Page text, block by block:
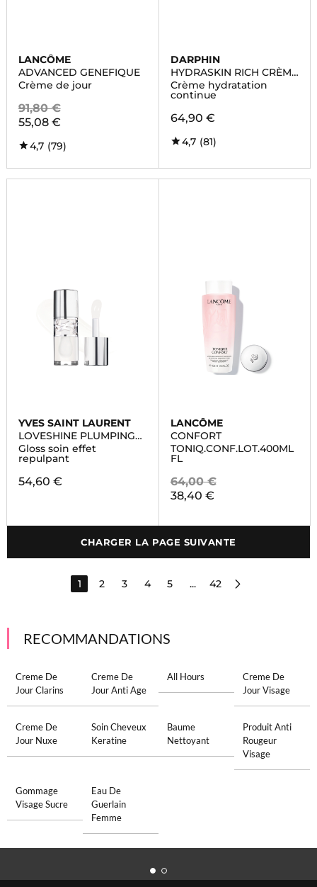
LANCÔME
ADVANCED GENEFIQUE
Crème de jour
91,80 €
55,08 €
4,7 (79)
DARPHIN
HYDRASKIN RICH CRÈME
HYDRATANTE
Crème hydratation
continue
64,90 €
4,7 (81)
YVES SAINT LAURENT
LOVESHINE PLUMPING
LIP OIL GLOSS
Gloss soin effet
repulpant
54,60 €
LANCÔME
CONFORT
TONIQ.CONF.LOT.400ML
FL
64,00 €
38,40 €
CHARGER LA PAGE SUIVANTE
1 2 3 4 5 ... 42
RECOMMANDATIONS
Creme De
Jour Clarins
Creme De
Jour Anti Age
All Hours
Creme De
Jour Visage
Creme De
Jour Nuxe
Soin Cheveux
Keratine
Baume
Nettoyant
Produit Anti
Rougeur
Visage
Gommage
Visage Sucre
Eau De
Guerlain
Femme